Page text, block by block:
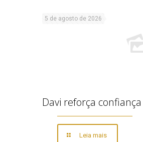
5 de agosto de 2026
Davi reforça
Leia mais